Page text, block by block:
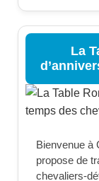
La
Bienvenue à
propose de
chevaliers-